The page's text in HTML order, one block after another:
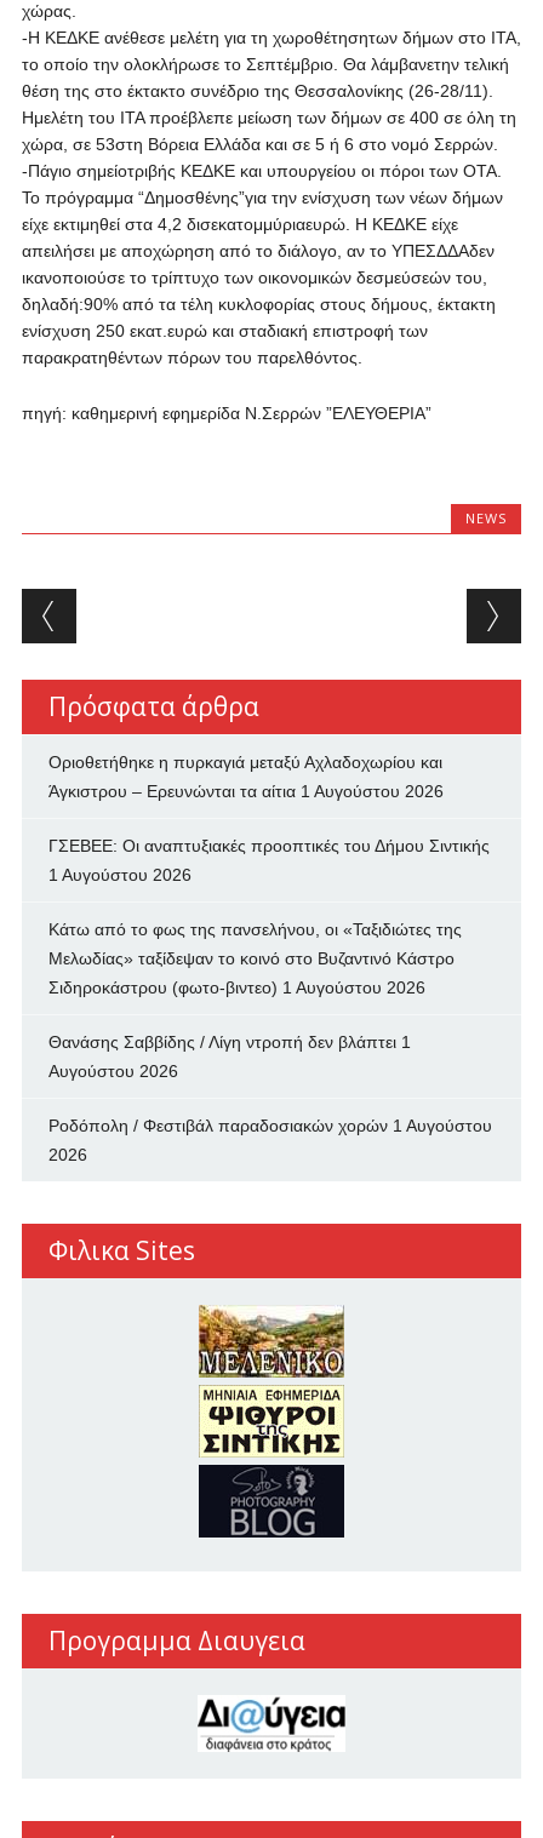
χώρας.
-Η ΚΕΔΚΕ ανέθεσε μελέτη για τη χωροθέτησητων δήμων στο ΙΤΑ,
το οποίο την ολοκλήρωσε το Σεπτέμβριο. Θα λάμβανετην τελική
θέση της στο έκτακτο συνέδριο της Θεσσαλονίκης (26-28/11).
Ημελέτη του ΙΤΑ προέβλεπε μείωση των δήμων σε 400 σε όλη τη
χώρα, σε 53στη Βόρεια Ελλάδα και σε 5 ή 6 στο νομό Σερρών.
-Πάγιο σημείοτριβής ΚΕΔΚΕ και υπουργείου οι πόροι των ΟΤΑ.
Το πρόγραμμα “Δημοσθένης”για την ενίσχυση των νέων δήμων
είχε εκτιμηθεί στα 4,2 δισεκατομμύριαευρώ. Η ΚΕΔΚΕ είχε
απειλήσει με αποχώρηση από το διάλογο, αν το ΥΠΕΣΔΔΑδεν
ικανοποιούσε το τρίπτυχο των οικονομικών δεσμεύσεών του,
δηλαδή:90% από τα τέλη κυκλοφορίας στους δήμους, έκτακτη
ενίσχυση 250 εκατ.ευρώ και σταδιακή επιστροφή των
παρακρατηθέντων πόρων του παρελθόντος.
πηγή: καθημερινή εφημερίδα Ν.Σερρών ”ΕΛΕΥΘΕΡΙΑ”
NEWS
Post navigation
Πρόσφατα άρθρα
Οριοθετήθηκε η πυρκαγιά μεταξύ Αχλαδοχωρίου και
Άγκιστρου – Ερευνώνται τα αίτια 1 Αυγούστου 2026
ΓΣΕΒΕΕ: Οι αναπτυξιακές προοπτικές του Δήμου Σιντικής
1 Αυγούστου 2026
Κάτω από το φως της πανσελήνου, οι «Ταξιδιώτες της
Μελωδίας» ταξίδεψαν το κοινό στο Βυζαντινό Κάστρο
Σιδηροκάστρου (φωτο-βιντεο) 1 Αυγούστου 2026
Θανάσης Σαββίδης / Λίγη ντροπή δεν βλάπτει 1
Αυγούστου 2026
Ροδόπολη / Φεστιβάλ παραδοσιακών χορών 1 Αυγούστου
2026
Φιλικα Sites
Προγραμμα Διαυγεια